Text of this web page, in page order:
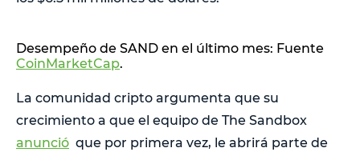
Desempeño de SAND en el último mes: Fuente
CoinMarketCap.
La comunidad cripto argumenta que su
crecimiento a que el equipo de The Sandbox
anunció que por primera vez, le abrirá parte de